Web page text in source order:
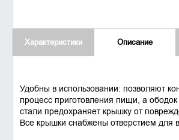
Характеристики Описание
Удобны в использовании: позволяют
процесс приготовления пищи, а
стали предохраняет крышку от
Все крышки снабжены отверстием для